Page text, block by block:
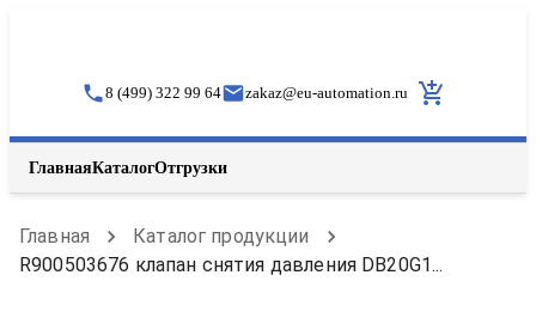
8 (499) 322 99 64 zakaz@eu-automation.ru
ГлавнаяКаталогОтгрузки
Главная
Каталог продукции
R900503676 клапан снятия давления DB20G1...